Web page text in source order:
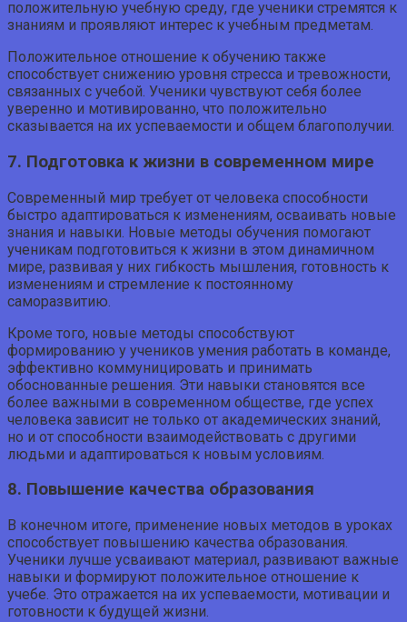
положительную учебную среду, где ученики стремятся к
знаниям и проявляют интерес к учебным предметам.
Положительное отношение к обучению также
способствует снижению уровня стресса и тревожности,
связанных с учебой. Ученики чувствуют себя более
уверенно и мотивированно, что положительно
сказывается на их успеваемости и общем благополучии.
7. Подготовка к жизни в современном мире
Современный мир требует от человека способности
быстро адаптироваться к изменениям, осваивать новые
знания и навыки. Новые методы обучения помогают
ученикам подготовиться к жизни в этом динамичном
мире, развивая у них гибкость мышления, готовность к
изменениям и стремление к постоянному
саморазвитию.
Кроме того, новые методы способствуют
формированию у учеников умения работать в команде,
эффективно коммуницировать и принимать
обоснованные решения. Эти навыки становятся все
более важными в современном обществе, где успех
человека зависит не только от академических знаний,
но и от способности взаимодействовать с другими
людьми и адаптироваться к новым условиям.
8. Повышение качества образования
В конечном итоге, применение новых методов в уроках
способствует повышению качества образования.
Ученики лучше усваивают материал, развивают важные
навыки и формируют положительное отношение к
учебе. Это отражается на их успеваемости, мотивации и
готовности к будущей жизни.